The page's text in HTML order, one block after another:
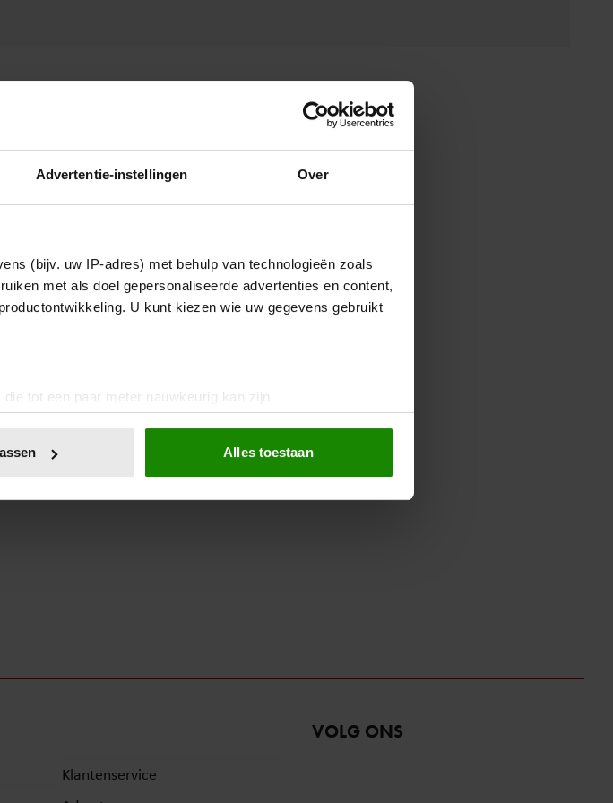
Advertentie-instellingen Over
(bijv. uw IP-adres) met behulp van technologieën zoals
met als doel gepersonaliseerde advertenties en content,
U kunt kiezen wie uw gegevens gebruikt
tot een paar meter nauwkeurig kan zijn
specifieke eigenschappen (fingerprinting)
om functies voor social media te bieden en om ons
Alles toestaan
Klantenservice
VOLG ONS